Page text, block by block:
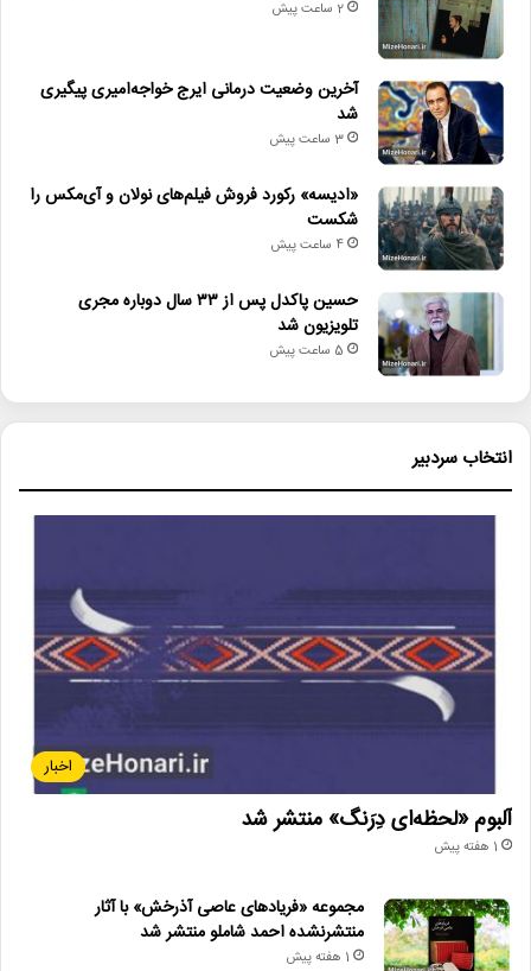
2 ساعت پیش
آخرین وضعیت درمانی ایرج خواجه‌امیری پیگیری
شد
3 ساعت پیش
«ادیسه» رکورد فروش فیلم‌های نولان و آی‌مکس را
شکست
4 ساعت پیش
حسین پاکدل پس از ۳۳ سال دوباره مجری
تلویزیون شد
5 ساعت پیش
انتخاب سردبیر
اخبار
آلبوم «لحظه‌ای دِرَنگ» منتشر شد
1 هفته پیش
مجموعه «فریادهای عاصی آذرخش» با آثار
منتشرنشده احمد شاملو منتشر شد
1 هفته پیش